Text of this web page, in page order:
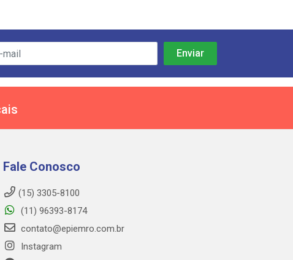
Fale Conosco
(15) 3305-8100
(11) 96393-8174
contato@epiemro.com.br
Instagram